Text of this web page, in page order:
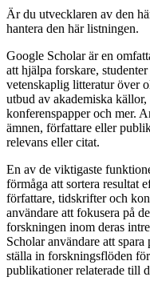
Är du utvecklaren av den
hantera den här listningen.
Google Scholar är en
att hjälpa forskare,
vetenskaplig litteratur över
utbud av akademiska
konferenspapper och mer.
ämnen, författare eller
relevans eller citat.
En av de viktigaste
förmåga att sortera resultat
författare, tidskrifter och
användare att fokusera på
forskningen inom deras
Scholar användare att
ställa in forskningsflöden
publikationer relaterade till